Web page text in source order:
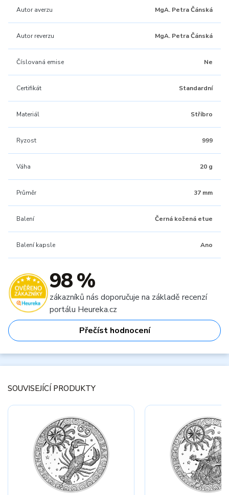
Autor averzu MgA. Petra Čánská
Autor reverzu MgA. Petra Čánská
Číslovaná emise Ne
Certifikát Standardní
Materiál Stříbro
Ryzost 999
Váha 20 g
Průměr 37 mm
Balení Černá kožená etue
Balení kapsle Ano
98 %
zákazníků nás doporučuje na základě recenzí
portálu Heureka.cz
Přečíst hodnocení
SOUVISEJÍCÍ PRODUKTY